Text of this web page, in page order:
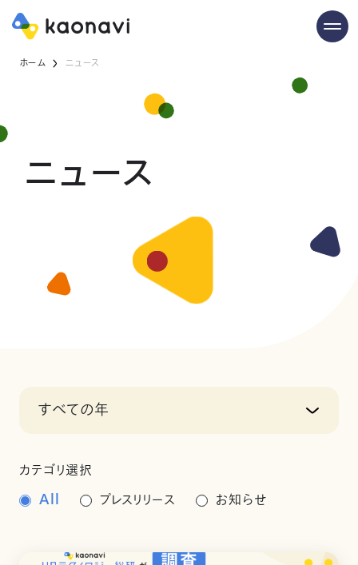
ホーム ニュース
ニュース
すべての年
カテゴリ選択
All プレスリリース お知らせ